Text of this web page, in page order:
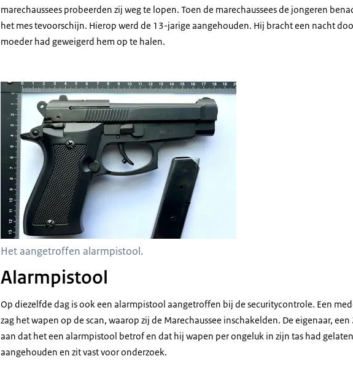
marechaussees probeerden zij weg te lopen. Toen de marechaussees de jongeren
het mes tevoorschijn. Hierop werd de 13-jarige aangehouden. Hij bracht een nacht
moeder had geweigerd hem op te halen.
Het aangetroffen alarmpistool.
Alarmpistool
Op diezelfde dag is ook een alarmpistool aangetroffen bij de securitycontrole. Een
zag het wapen op de scan, waarop zij de Marechaussee inschakelden. De eigenaar,
aan dat het een alarmpistool betrof en dat hij wapen per ongeluk in zijn tas had
aangehouden en zit vast voor onderzoek.